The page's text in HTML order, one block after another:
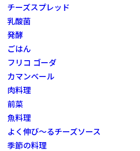
チーズスプレッド
乳酸菌
発酵
ごはん
フリコ ゴーダ
カマンベール
肉料理
前菜
魚料理
よく伸び～るチーズソース
季節の料理